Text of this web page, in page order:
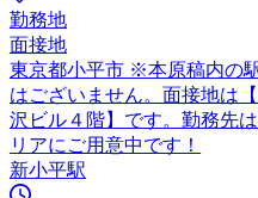
勤務地
面接地
東京都小平市 ※本原稿内の
はございません。面接地は
沢ビル４階】です。勤務先
リアにご用意中です！
新小平駅